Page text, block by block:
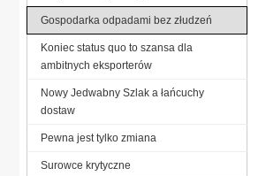
Gospodarka odpadami bez złudzeń
Koniec status quo to szansa dla
ambitnych eksporterów
Nowy Jedwabny Szlak a łańcuchy
dostaw
Pewna jest tylko zmiana
Surowce krytyczne